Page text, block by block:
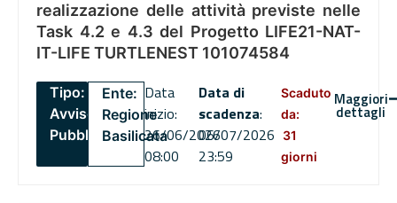
realizzazione delle attività previste nelle
Task 4.2 e 4.3 del Progetto LIFE21-NAT-
IT-LIFE TURTLENEST 101074584
Tipo:
Avviso
Pubblico
Ente:
Regione
Basilicata
Data
inizio:
26/06/2026
08:00
Data di
scadenza:
06/07/2026
23:59
Scaduto
da:
31
giorni
Maggiori
dettagli